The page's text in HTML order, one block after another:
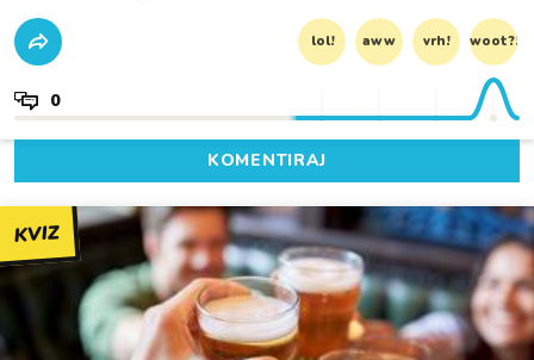
lol! aww vrh! woot?!
0
KOMENTIRAJ
KVIZ